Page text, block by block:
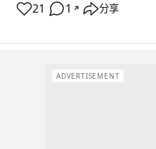
21 1 ↗ 分享
ADVERTISEMENT